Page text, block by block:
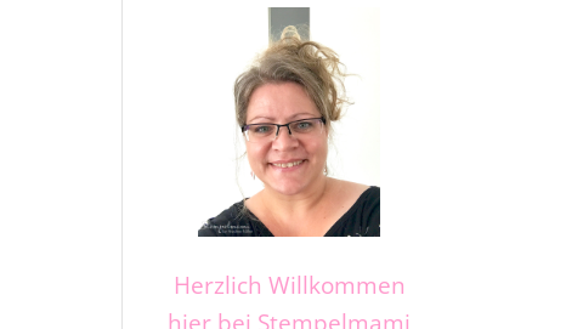
Herzlich Willkommen
hier bei Stempelmami